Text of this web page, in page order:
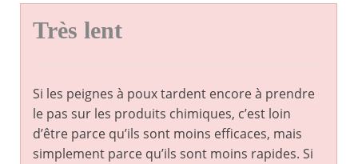
Très lent
Si les peignes à poux tardent encore à prendre
le pas sur les produits chimiques, c’est loin
d’être parce qu’ils sont moins efficaces, mais
simplement parce qu’ils sont moins rapides. Si